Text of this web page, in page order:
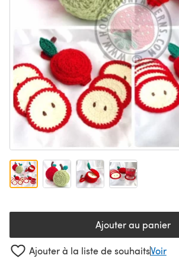
Ajouter au panier
Ajouter à la liste de souhaitsVoir